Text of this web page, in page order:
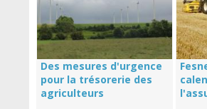
Des mesures d'urgence
pour la trésorerie des
agriculteurs